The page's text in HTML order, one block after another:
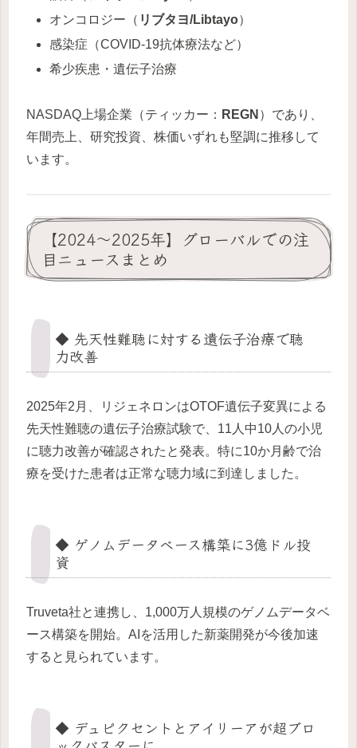
オンコロジー（ リブタヨ/Libtayo）
感染症（COVID-19抗体療法など）
希少疾患・遺伝子治療
NASDAQ上場企業（ティッカー： REGN ）であり、
年間売上、研究投資、株価いずれも堅調に推移して
います。
【2024〜2025年】グローバルでの注
目ニュースまとめ
◆ 先天性難聴に対する遺伝子治療で聴
力改善
2025年2月、リジェネロンはOTOF遺伝子変異による
先天性難聴の遺伝子治療試験で、11人中10人の小児
に聴力改善が確認されたと発表。特に10か月齢で治
療を受けた患者は正常な聴力域に到達しました。
◆ ゲノムデータベース構築に3億ドル投
資
Truveta社と連携し、1,000万人規模のゲノムデータベ
ース構築を開始。AIを活用した新薬開発が今後加速
すると見られています。
◆ デュピクセントとアイリーアが超ブロ